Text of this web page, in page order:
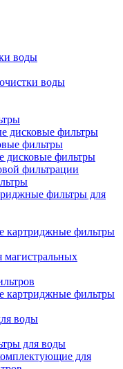
воды
воды
дисковые фильтры
фильтры
дисковые фильтры
фильтрации
фильтры для
картриджные фильтры
картриджные фильтры
воды
для воды
для